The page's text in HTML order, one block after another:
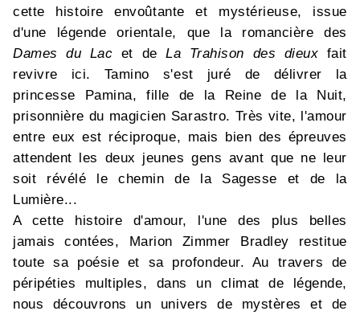
cette histoire envoûtante et mystérieuse, issue
d'une légende orientale, que la romancière des
Dames du Lac et deLa Trahison des dieux fait
revivre ici. Tamino s'est juré de délivrer la
princesse Pamina, fille de la Reine de la Nuit,
prisonnière du magicien Sarastro. Très vite, l'amour
entre eux est réciproque, mais bien des épreuves
attendent les deux jeunes gens avant que ne leur
soit révélé le chemin de la Sagesse et de la
Lumière...
A cette histoire d'amour, l'une des plus belles
jamais contées, Marion Zimmer Bradley restitue
toute sa poésie et sa profondeur. Au travers de
péripéties multiples, dans un climat de légende,
nous découvrons un univers de mystères et de